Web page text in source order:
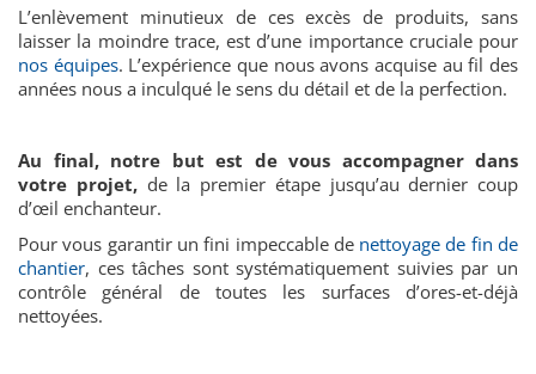
L’enlèvement minutieux de ces excès de produits, sans
laisser la moindre trace, est d’une importance cruciale pour
nos équipes. L’expérience que nous avons acquise au fil des
années nous a inculqué le sens du détail et de la perfection.
Au final, notre but est de vous accompagner dans
votre projet, de la premier étape jusqu’au dernier coup
d’œil enchanteur.
Pour vous garantir un fini impeccable de nettoyage de fin de
chantier, ces tâches sont systématiquement suivies par un
contrôle général de toutes les surfaces d’ores-et-déjà
nettoyées.